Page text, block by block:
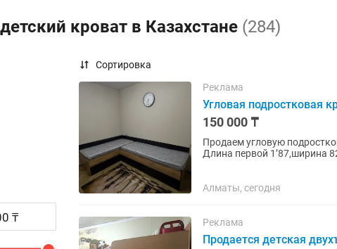
кроват в Казахстане (284)
Сортировка
Реклама
Угловая подростковая
150 000 ₸
Продаем угловую подростковую
Длина первой 1’87,ширина
Алматы, сегодня
Реклама
Продается детская